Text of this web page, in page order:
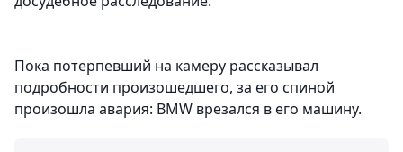
Пока потерпевший на камеру рассказывал
подробности произошедшего, за его спиной
произошла авария: BMW врезался в его машину.